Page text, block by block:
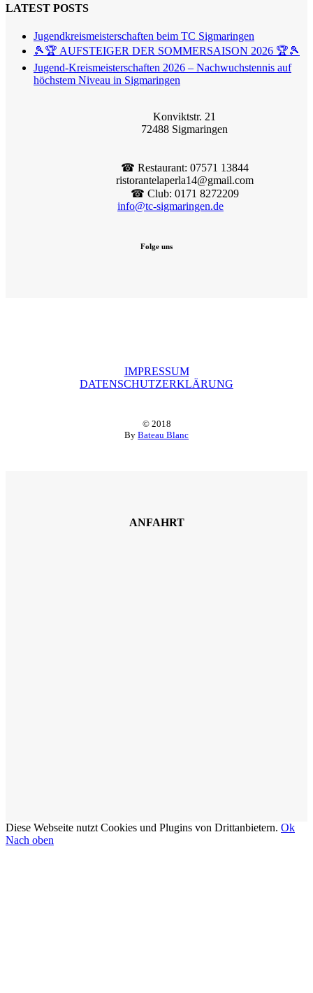
LATEST POSTS
Jugendkreismeisterschaften beim TC Sigmaringen
🎾🏆 AUFSTEIGER DER SOMMERSAISON 2026 🏆🎾
Jugend-Kreismeisterschaften 2026 – Nachwuchstennis auf
höchstem Niveau in Sigmaringen
Konviktstr. 21
72488 Sigmaringen
☎︎ Restaurant: 07571 13844
ristorantelaperla14@gmail.com
☎︎ Club: 0171 8272209
info@tc-sigmaringen.de
Folge uns
IMPRESSUM
DATENSCHUTZERKLÄRUNG
© 2018
By Bateau Blanc
ANFAHRT
Diese Webseite nutzt Cookies und Plugins von Drittanbietern. Ok
Nach oben